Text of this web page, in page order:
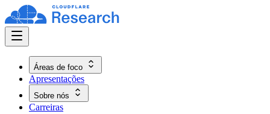
Áreas de foco
Apresentações
Sobre nós
Carreiras